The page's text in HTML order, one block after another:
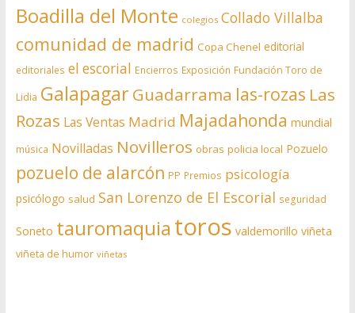
Boadilla del Monte colegios Collado Villalba
comunidad de madrid Copa Chenel editorial
editoriales el escorial Encierros Exposición Fundación Toro de
Lidia Galapagar Guadarrama las-rozas Las
Rozas Las Ventas Madrid Majadahonda mundial
música Novilladas Novilleros obras policia local Pozuelo
pozuelo de alarcón PP Premios psicología
psicólogo salud San Lorenzo de El Escorial seguridad
Soneto tauromaquia toros valdemorillo viñeta
viñeta de humor viñetas